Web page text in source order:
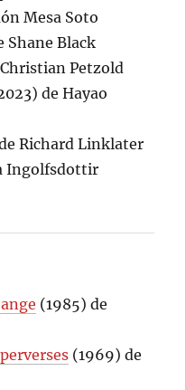
Mesa Soto
Shane Black
Petzold
de Hayao
Richard Linklater
Ingolfsdottir
(1985) de
(1969) de